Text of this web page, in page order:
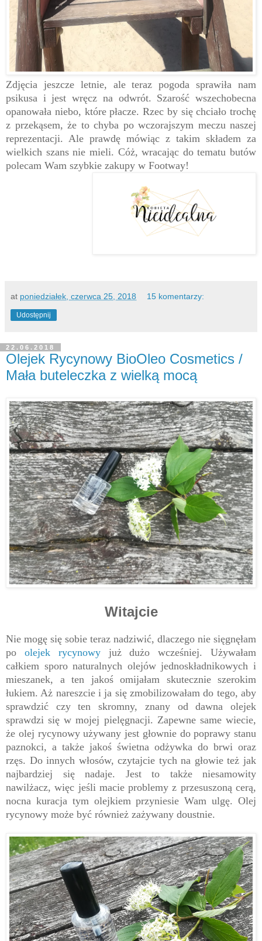
Zdjęcia jeszcze letnie, ale teraz pogoda sprawiła nam
psikusa i jest wręcz na odwrót. Szarość wszechobecna
opanowała niebo, które płacze. Rzec by się chciało trochę
z przekąsem, że to chyba po wczorajszym meczu naszej
reprezentacji. Ale prawdę mówiąc z takim składem za
wielkich szans nie mieli. Cóż, wracając do tematu butów
polecam Wam szybkie zakupy w Footway!
at poniedziałek, czerwca 25, 2018 15 komentarzy:
Udostępnij
22.06.2018
Olejek Rycynowy BioOleo Cosmetics /
Mała buteleczka z wielką mocą
Witajcie
Nie mogę się sobie teraz nadziwić, dlaczego nie sięgnęłam
po olejek rycynowy już dużo wcześniej. Używałam
całkiem sporo naturalnych olejów jednoskładnikowych i
mieszanek, a ten jakoś omijałam skutecznie szerokim
łukiem. Aż nareszcie i ja się zmobilizowałam do tego, aby
sprawdzić czy ten skromny, znany od dawna olejek
sprawdzi się w mojej pielęgnacji. Zapewne same wiecie,
że olej rycynowy używany jest głownie do poprawy stanu
paznokci, a także jakoś świetna odżywka do brwi oraz
rzęs. Do innych włosów, czytajcie tych na głowie też jak
najbardziej się nadaje. Jest to także niesamowity
nawilżacz, więc jeśli macie problemy z przesuszoną cerą,
nocna kuracja tym olejkiem przyniesie Wam ulgę. Olej
rycynowy może być również zażywany doustnie.